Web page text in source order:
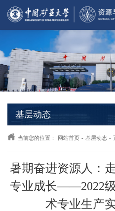
基层动态
当前您的位置： 网站首页 - 基层动态 -
暑期奋进资源人：
专业成长——2022
术专业生产